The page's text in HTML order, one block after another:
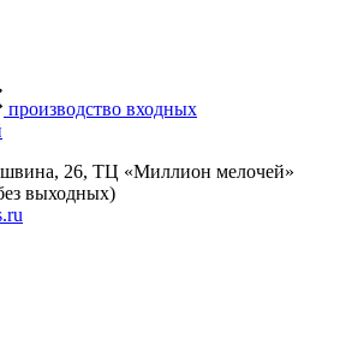
производство входных
26, ТЦ «Миллион мелочей»
выходных)